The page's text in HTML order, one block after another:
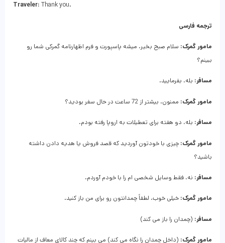
.
Traveler: Thank you
ترجمه فارسی
مامور گمرک: سلام صبح بخیر. میشه پاسپورت و فرم اظهارنامه گمرکی شما رو
ببینم؟
مسافر: بله، بفرمایید.
مامور گمرک: ممنون. بیشتر از 72 ساعت در حال سفر بودید؟
مسافر: بله، دو هفته برای تعطیلات به اروپا رفته بودم.
مامور گمرک: چیزی با خودتون آوردید که قصد فروش یا هدیه دادن داشته
باشید؟
مسافر: نه، فقط وسایل شخصی ام را با خودم آوردم.
مامور گمرک: خیلی خوب، لطفاً چمدانتون رو برای من باز کنید.
مسافر: (چمدان را باز می کند)
مامور گمرک: (داخل چمدان را نگاه می کند) می بینم که چند کالای معاف از مالیات